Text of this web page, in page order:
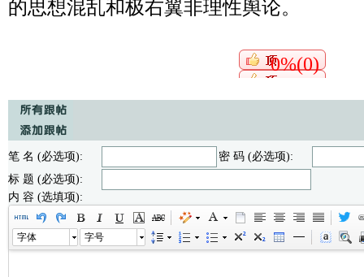
的思想混乱和极右翼非理性舆论。
0%(0)
笔 名 (必选项):
密 码 (必选项):
标 题 (必选项):
内 容 (选填项):
字体 字号